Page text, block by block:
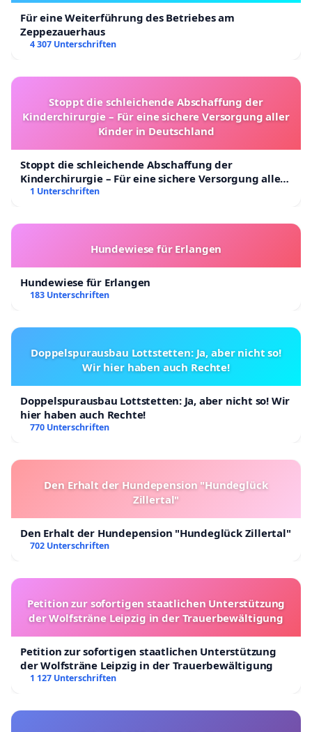
Für eine Weiterführung des Betriebes am
Zeppezauerhaus
4 307 Unterschriften
Stoppt die schleichende Abschaffung der
Kinderchirurgie – Für eine sichere Versorgung aller
Kinder in Deutschland
Stoppt die schleichende Abschaffung der
Kinderchirurgie – Für eine sichere Versorgung aller
Kinder in Deutschland
1 Unterschriften
Hundewiese für Erlangen
Hundewiese für Erlangen
183 Unterschriften
Doppelspurausbau Lottstetten: Ja, aber nicht so!
Wir hier haben auch Rechte!
Doppelspurausbau Lottstetten: Ja, aber nicht so! Wir
hier haben auch Rechte!
770 Unterschriften
Den Erhalt der Hundepension "Hundeglück
Zillertal"
Den Erhalt der Hundepension "Hundeglück Zillertal"
702 Unterschriften
Petition zur sofortigen staatlichen Unterstützung
der Wolfsträne Leipzig in der Trauerbewältigung
Petition zur sofortigen staatlichen Unterstützung
der Wolfsträne Leipzig in der Trauerbewältigung
1 127 Unterschriften